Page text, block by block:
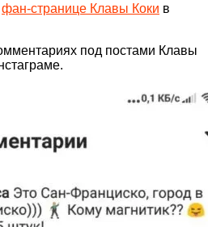
фан-странице Клавы Коки в
под постами Клавы